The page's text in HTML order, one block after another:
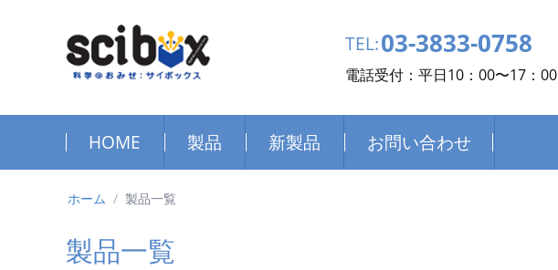
TEL:03-3833-0758
電話受付：平日10：00〜17：00
HOME 製品 新製品 お問い合わせ
ホーム / 製品一覧
製品一覧